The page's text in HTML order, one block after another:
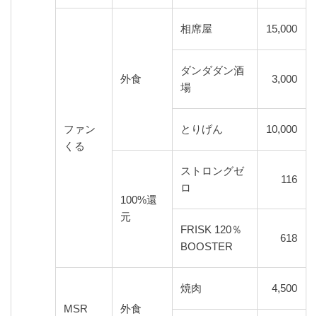
ファン
くる
外食
相席屋 15,000
ダンダダン酒
場
3,000
とりげん 10,000
100%還
元
ストロングゼ
ロ
116
FRISK 120％
BOOSTER
618
MSR 外食
焼肉 4,500